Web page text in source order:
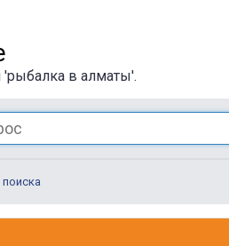
'рыбалка в алматы'.